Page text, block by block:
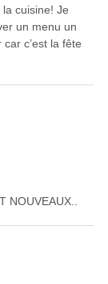
la cuisine! Je
un menu un
c’est la fête
NOUVEAUX..